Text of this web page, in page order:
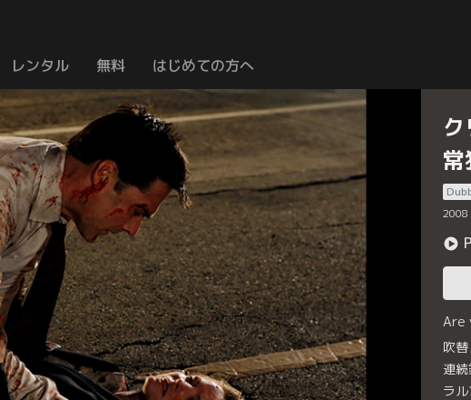
レンタル 無料 はじめての方へ
2008
Are
吹
連
ラ